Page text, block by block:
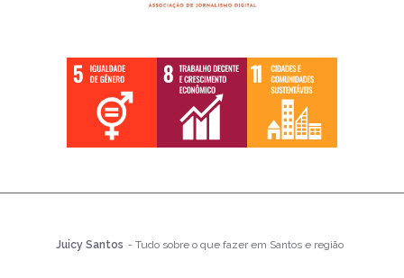
Juicy Santos - Tudo sobre o que fazer em Santos e região